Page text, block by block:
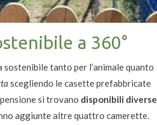
a 360°
sostenibile tanto per l’animale quanto
scegliendo le casette prefabbricate
si trovano disponibili diverse
aggiunte altre quattro camerette.